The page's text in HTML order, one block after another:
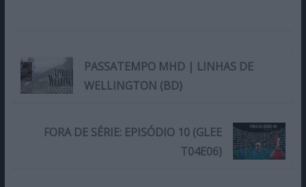
PASSATEMPO MHD | LINHAS DE
WELLINGTON (BD)
FORA DE SÉRIE: EPISÓDIO 10 (GLEE
T04E06)